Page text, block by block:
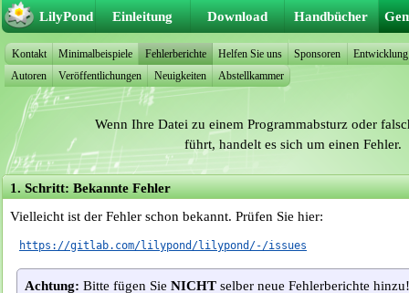
Wenn Ihre Datei zu einem Programmabsturz oder
führt, handelt es sich um einen Fehler.
1. Schritt: Bekannte Fehler
Vielleicht ist der Fehler schon bekannt. Prüfen Sie hier:
https://gitlab.com/lilypond/lilypond/-/issues
Achtung: Bitte fügen SieNICHT selber neue Fehlerberichte
LilyPond Einleitung Download Handbücher
Kontakt Minimalbeispiele Fehlerberichte Helfen Sie uns Sponsoren
Entwicklung
Autoren
Veröffentlichungen Neuigkeiten Abstellkammer